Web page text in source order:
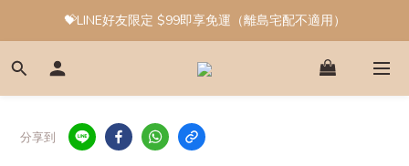
💝LINE好友限定 $99即享免運（離島宅配不適用）
分享到